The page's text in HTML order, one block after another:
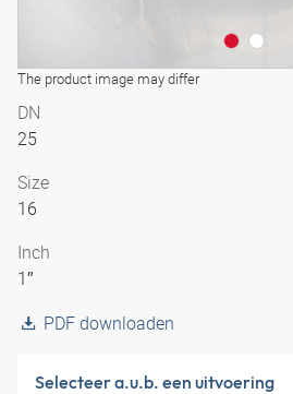
The product image may differ
DN
25
Size
16
Inch
1″
PDF downloaden
Selecteer a.u.b. een uitvoering